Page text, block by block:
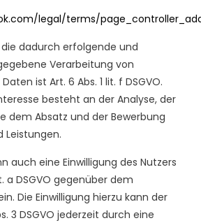
legal/terms/
dadurch erfolgende und
Verarbeitung von
ist Art. 6 Abs. 1 lit. f DSGVO.
besteht an der Analyse, der
dem Absatz und der Bewerbung
Leistungen.
auch eine Einwilligung des Nutzers
a DSGVO gegenüber dem
Die Einwilligung hierzu kann der
3 DSGVO jederzeit durch eine